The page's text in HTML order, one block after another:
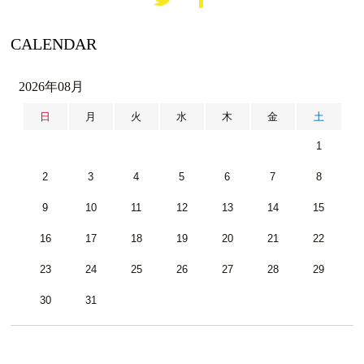
CALENDAR
2026年08月
日 月 火 水 木 金 土
1
2 3 4 5 6 7 8
9 10 11 12 13 14 15
16 17 18 19 20 21 22
23 24 25 26 27 28 29
30 31